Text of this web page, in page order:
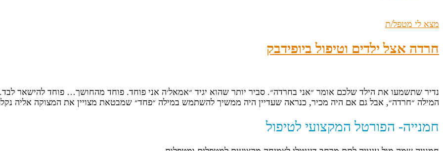
מצא לי מטפל/ת
חרדה אצל ילדים וטיפול ביופידבק
נדיר שתשמעו את הילד שלכם אומר ״אני בחרדה״. סביר יותר שהוא יגיד ״אמאל׳ה אני פוחד. פוחד מהחושך… פוחד להישאר
המילה ״חרדה״, אבל גם אם היה מכיר, כנראה שעדיין היה ממשיך להשתמש במילה ״פחד״ שמבטאת מצויין את המצוקה אליה
חמנייה- הפורטל המקצועי לטיפול